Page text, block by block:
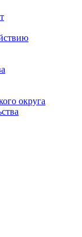
округа